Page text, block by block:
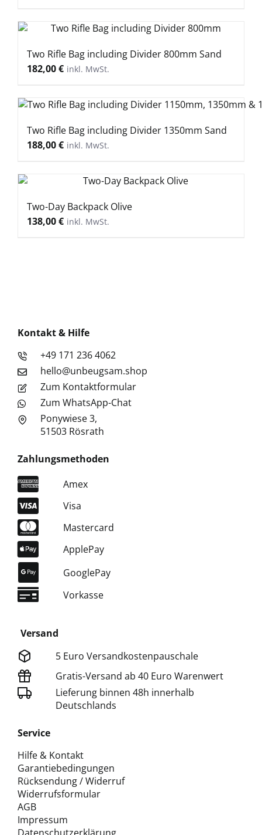
Two Rifle Bag including Divider 800mm Sand
182,00€
Two Rifle Bag including Divider 1350mm Sand
188,00€
Two-Day Backpack Olive
138,00€
Kontakt & Hilfe
+49 171 236 4062
hello@unbeugsam.shop
Zum Kontaktformular
Zum WhatsApp-Chat
Ponywiese 3,
51503 Rösrath
Zahlungsmethoden
Amex
Visa
Mastercard
ApplePay
GooglePay
Vorkasse
Versand
5 Euro Versandkostenpauschale
Gratis-Versand ab 40 Euro Warenwert
Lieferung binnen 48h innerhalb
Deutschlands
Service
Hilfe & Kontakt
Garantiebedingungen
Rücksendung / Widerruf
Widerrufsformular
AGB
Impressum